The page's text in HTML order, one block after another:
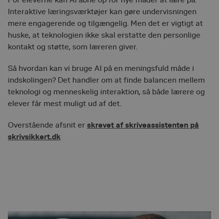
Interaktive læringsværktøjer kan gøre undervisningen
mere engagerende og tilgængelig. Men det er vigtigt at
huske, at teknologien ikke skal erstatte den personlige
kontakt og støtte, som læreren giver.
Så hvordan kan vi bruge AI på en meningsfuld måde i
indskolingen? Det handler om at finde balancen mellem
teknologi og menneskelig interaktion, så både lærere og
elever får mest muligt ud af det.
Overstående afsnit er skrevet af skriveassistenten på
skrivsikkert.dk